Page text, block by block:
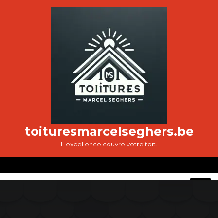
toituresmarcelseghers.be
L'excellence couvre votre toit.